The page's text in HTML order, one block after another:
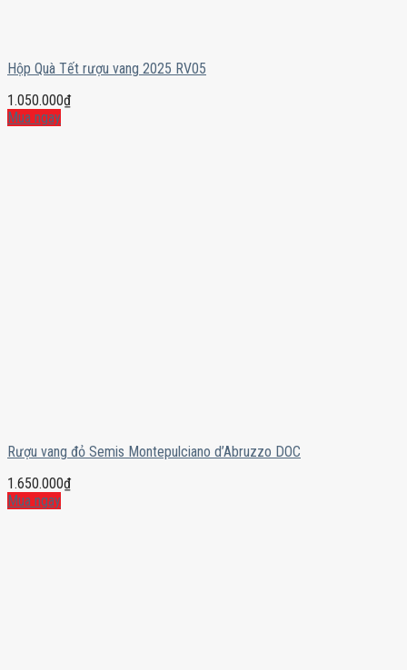
Hộp Quà Tết rượu vang 2025 RV05
1.050.000₫
Mua ngay
Rượu vang đỏ Semis Montepulciano d’Abruzzo DOC
1.650.000₫
Mua ngay